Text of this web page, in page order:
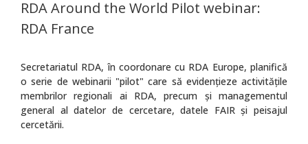
RDA Around the World Pilot webinar:
RDA France
Secretariatul RDA, în coordonare cu RDA Europe, planifică
o serie de webinarii "pilot" care să evidențieze activitățile
membrilor regionali ai RDA, precum și managementul
general al datelor de cercetare, datele FAIR și peisajul
cercetării.